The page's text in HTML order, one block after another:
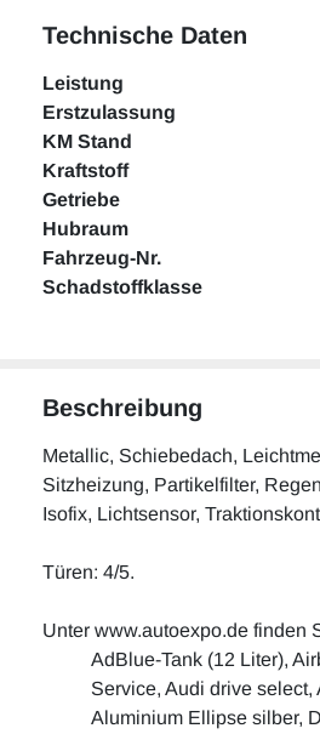
Technische Daten
Leistung
Erstzulassung
KM Stand
Kraftstoff
Getriebe
Hubraum
Fahrzeug-Nr.
Schadstoffklasse
Beschreibung
Metallic, Schiebedach,
Sitzheizung, Partikelfilter,
Isofix, Lichtsensor,
Türen: 4/5.
Unter www.autoexpo.de finden
AdBlue-Tank (12 Liter),
Service, Audi drive
Aluminium Ellipse silber,